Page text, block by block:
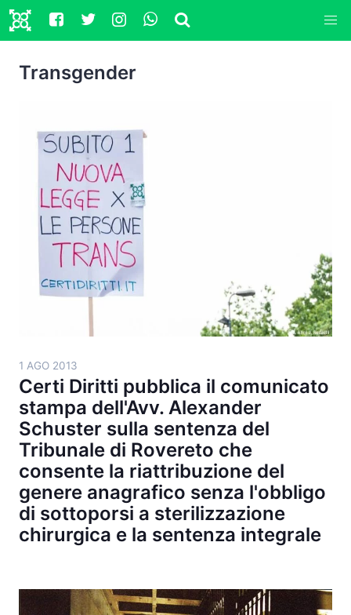
Transgender
1 AGO 2013
Certi Diritti pubblica il comunicato
stampa dell'Avv. Alexander
Schuster sulla sentenza del
Tribunale di Rovereto che
consente la riattribuzione del
genere anagrafico senza l'obbligo
di sottoporsi a sterilizzazione
chirurgica e la sentenza integrale